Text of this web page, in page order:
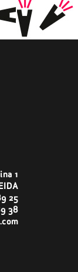
1
25
38